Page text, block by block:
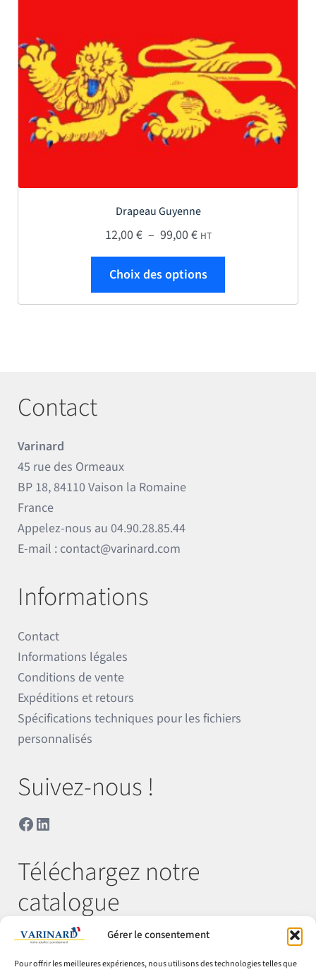
Gérer le consentement
Pour offrir les meilleures expériences, nous utilisons des technologies telles que
Drapeau Guyenne
12,00€ – 99,00€Plage de prix : 12,00 €
HT
Choix des options
Contact
Varinard
45 rue des Ormeaux
BP 18, 84110 Vaison la Romaine
France
Appelez-nous au04.90.28.85.44
E-mail : contact@varinard.com
Informations
Contact
Informations légales
Conditions de vente
Expéditions et retours
Spécifications techniques pour les fichiers
personnalisés
Suivez-nous !
Facebook
LinkedIn
Téléchargez notre
catalogue